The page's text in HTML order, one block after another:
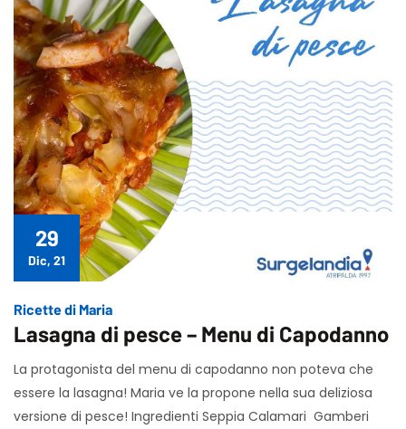
29
Dic, 21
Ricette di Maria
Lasagna di pesce – Menu di Capodanno
La protagonista del menu di capodanno non poteva che
essere la lasagna! Maria ve la propone nella sua deliziosa
versione di pesce! Ingredienti Seppia Calamari Gamberi